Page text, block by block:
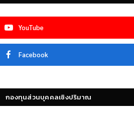
YouTube
Facebook
กองทุนส่วนบุคคลเชิงปริมาณ